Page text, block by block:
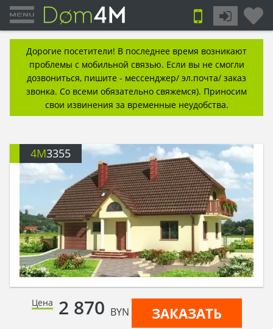
Дорогие посетители! В последнее время возникают
проблемы с мобильной связью. Если вы не смогли
дозвониться, пишите - мессенджер/ эл.почта/ заказ
звонка. Со всеми обязательно свяжемся). Приносим
свои извинения за временные неудобства.
4M3355
Цена 2 870 BYN
ЗАКАЗАТЬ